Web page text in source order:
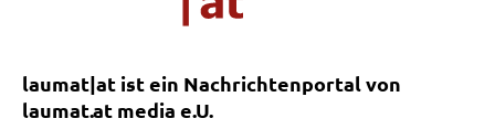
laumat|at ist ein Nachrichtenportal von
laumat.at media e.U.